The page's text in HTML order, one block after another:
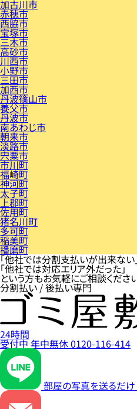
加古川市
赤穂市
西脇市
宝塚市
三木市
高砂市
川西市
小野市
三田市
加西市
丹波篠山市
養父市
丹波市
南あわじ市
朝来市
淡路市
宍粟市
市川町
福崎町
神河町
太子町
上郡町
佐用町
猪名川町
多可町
稲美町
播磨町
「他社では分割支払いが出来ない
「他社では対応エリア外だった」
という方もお気軽にご相談ください
分割払い / 後払い専門
24時間
受付中年中無休0120-116-414
部屋の写真を送るだけ